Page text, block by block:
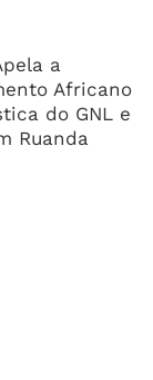
a
Africano
do GNL e
Ruanda
Da Auto-